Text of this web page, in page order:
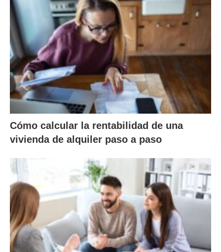
Cómo calcular la rentabilidad de una
vivienda de alquiler paso a paso